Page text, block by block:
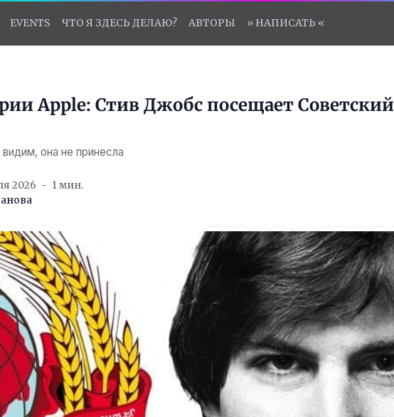
EVENTS ЧТО Я ЗДЕСЬ ДЕЛАЮ? АВТОРЫ » НАПИСАТЬ «
Apple: Стив Джобс посещает Советский
она не принесла
2026
1 мин.